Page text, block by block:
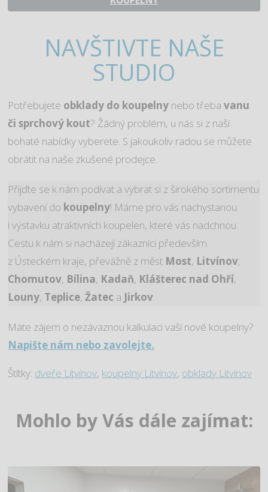
NAVŠTIVTE NAŠE
STUDIO
Potřebujete obklady do koupelny nebo třebavanu
či sprchový kout? Žádný problém, u nás si z naší
bohaté nabídky vyberete. S jakoukoliv radou se můžete
obrátit na naše zkušené prodejce.
Přijďte se k nám podívat a vybrat si z širokého sortimentu
vybavení do koupelny! Máme pro vás nachystanou
i výstavku atraktivních koupelen, které vás nadchnou.
Cestu k nám si nacházejí zákazníci především
z Ústeckém kraje, převážně z měst Most, Litvínov,
Chomutov, Bílina, Kadaň, Klášterec nad Ohří,
Louny, Teplice,Žatec a Jirkov.
Máte zájem o nezávaznou kalkulaci vaší nové koupelny?
Napište nám nebo zavolejte.
Štítky: dveře Litvínov, koupelny Litvínov, obklady Litvínov
Mohlo by Vás dále zajímat: